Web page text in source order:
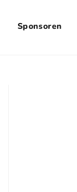
Sponsoren